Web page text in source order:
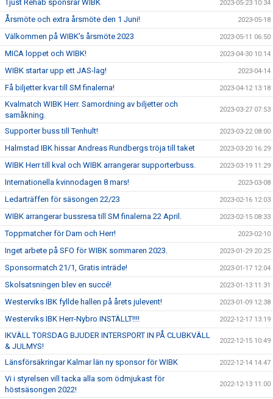
Tjust Rehab sponsrar WIBK 2023-05-23 10:34
Årsmöte och extra årsmöte den 1 Juni! 2023-05-18
Välkommen på WIBK’s årsmöte 2023 2023-05-11 06:50
MICA loppet och WIBK! 2023-04-30 10:14
WIBK startar upp ett JAS-lag! 2023-04-14
Få biljetter kvar till SM finalerna! 2023-04-12 13:18
Kvalmatch WIBK Herr. Samordning av biljetter och
samåkning.
2023-03-27 07:53
Supporter buss till Tenhult! 2023-03-22 08:00
Halmstad IBK hissar Andreas Rundbergs tröja till taket 2023-03-20 16:29
WIBK Herr till kval och WIBK arrangerar supporterbuss. 2023-03-19 11:29
Internationella kvinnodagen 8 mars! 2023-03-08
Ledarträffen för säsongen 22/23 2023-02-16 12:03
WIBK arrangerar bussresa till SM finalerna 22 April. 2023-02-15 08:33
Toppmatcher för Dam och Herr! 2023-02-10
Inget arbete på SFO för WIBK sommaren 2023. 2023-01-29 20:25
Sponsormatch 21/1, Gratis inträde! 2023-01-17 12:04
Skolsatsningen blev en succé! 2023-01-13 11:31
Westerviks IBK fyllde hallen på årets julevent! 2023-01-09 12:38
Westerviks IBK Herr-Nybro INSTÄLLT!!!! 2022-12-17 13:19
IKVÄLL TORSDAG BJUDER INTERSPORT IN PÅ CLUBKVÄLL
& JULMYS!
2022-12-15 10:49
Länsförsäkringar Kalmar län ny sponsor för WIBK 2022-12-14 14:47
Vi i styrelsen vill tacka alla som ödmjukast för
höstsäsongen 2022!
2022-12-13 11:00